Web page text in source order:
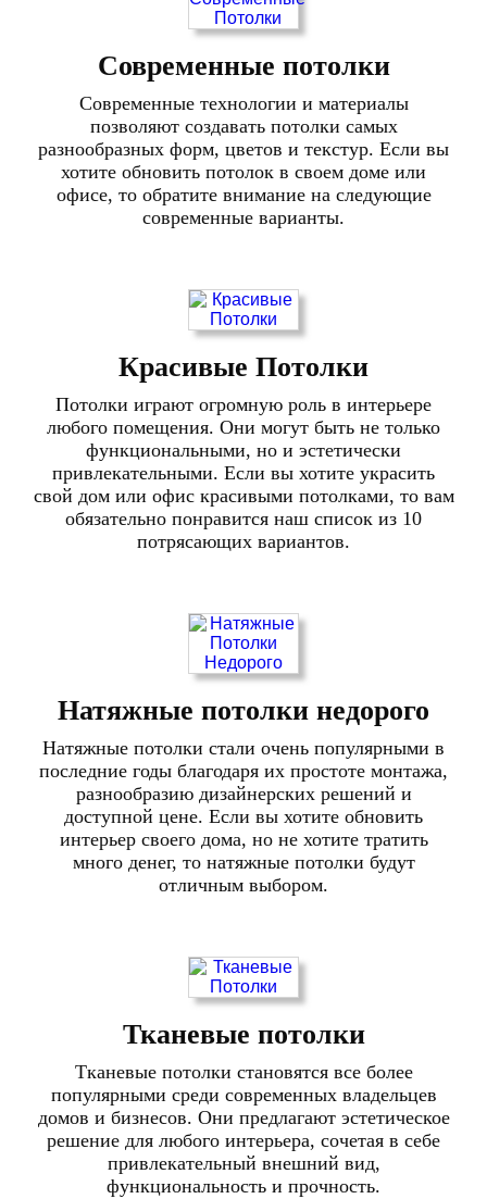
Современные потолки
Современные технологии и материалы
позволяют создавать потолки самых
разнообразных форм, цветов и текстур. Если вы
хотите обновить потолок в своем доме или
офисе, то обратите внимание на следующие
современные варианты.
Красивые Потолки
Потолки играют огромную роль в интерьере
любого помещения. Они могут быть не только
функциональными, но и эстетически
привлекательными. Если вы хотите украсить
свой дом или офис красивыми потолками, то вам
обязательно понравится наш список из 10
потрясающих вариантов.
Натяжные потолки недорого
Натяжные потолки стали очень популярными в
последние годы благодаря их простоте монтажа,
разнообразию дизайнерских решений и
доступной цене. Если вы хотите обновить
интерьер своего дома, но не хотите тратить
много денег, то натяжные потолки будут
отличным выбором.
Тканевые потолки
Тканевые потолки становятся все более
популярными среди современных владельцев
домов и бизнесов. Они предлагают эстетическое
решение для любого интерьера, сочетая в себе
привлекательный внешний вид,
функциональность и прочность.